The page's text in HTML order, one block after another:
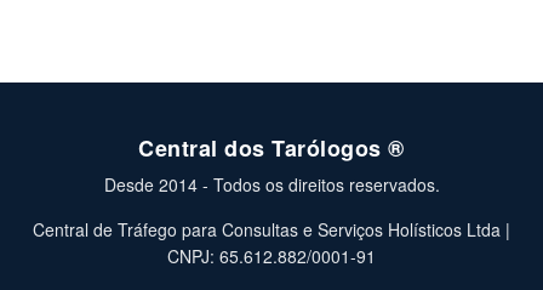
Central dos Tarólogos ®
Desde 2014 - Todos os direitos reservados.
Central de Tráfego para Consultas e Serviços Holísticos Ltda |
CNPJ: 65.612.882/0001-91